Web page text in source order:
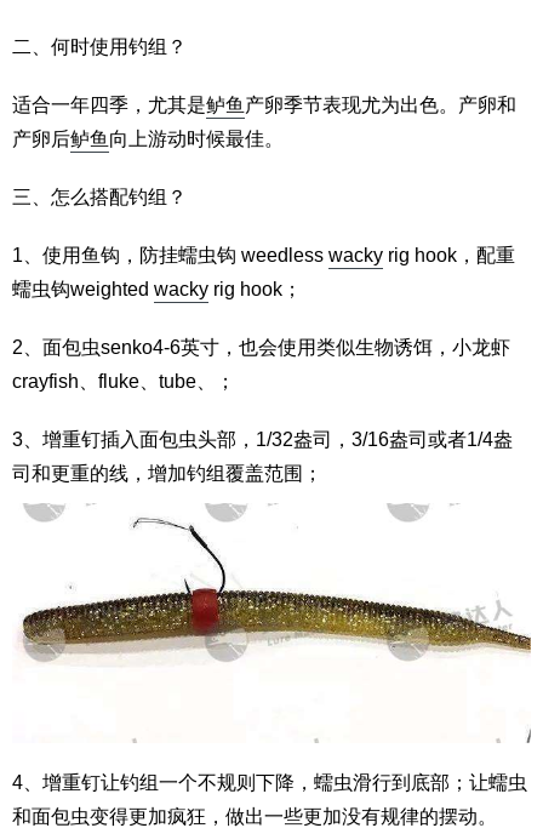
二、何时使用钓组？
适合一年四季，尤其是鲈鱼 产卵季节表现尤为出色。产卵和
产卵后鲈鱼 向上游动时候最佳。
三、怎么搭配钓组？
1、使用鱼钩，防挂蠕虫钩 weedless wacky rig hook，配重
蠕虫钩weighted wacky rig hook；
2、面包虫senko4-6英寸，也会使用类似生物诱饵，小龙虾
crayfish、fluke、tube、；
3、增重钉插入面包虫头部，1/32盎司，3/16盎司或者1/4盎
司和更重的线，增加钓组覆盖范围；
4、增重钉让钓组一个不规则下降，蠕虫滑行到底部；让蠕虫
和面包虫变得更加疯狂，做出一些更加没有规律的摆动。